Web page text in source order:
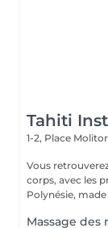
Tahiti
1-2, Place
Vous
corps, avec les
Polynésie, made
Massage des